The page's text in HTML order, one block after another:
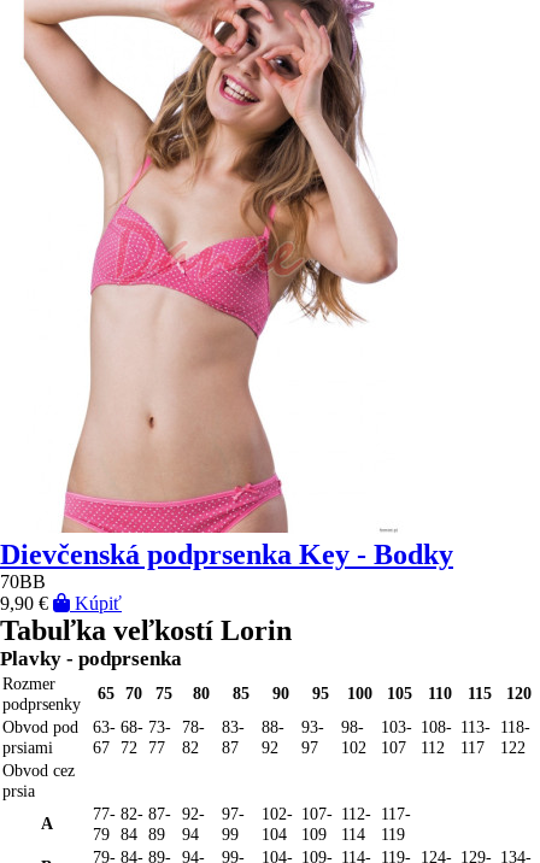
Dievčenská podprsenka Key - Bodky
70BB
9,90 €
Kúpiť
Tabuľka veľkostí Lorin
Plavky - podprsenka
Rozmer
podprsenky
65 70 75 80 85 90 95 100 105 110 115
120
Obvod pod
prsiami
63-
67
68-
72
73-
77
78-
82
83-
87
88-
92
93-
97
98-
102
103-
107
108-
112
113-
117
118-
122
Obvod cez
prsia
A
77-
79
82-
84
87-
89
92-
94
97-
99
102-
104
107-
109
112-
114
117-
119
79- 84- 89- 94-
99-
104- 109- 114- 119- 124- 129- 134-